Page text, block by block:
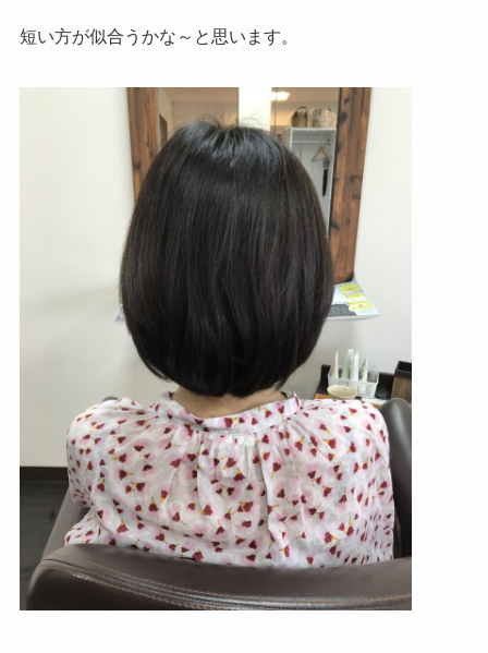
短い方が似合うかな～と思います。